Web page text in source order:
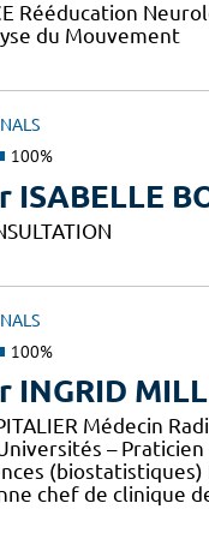
Rééducation
du Mouvement
100%
ISABELLE
100%
INGRID
Médecin
–
chef de clinique